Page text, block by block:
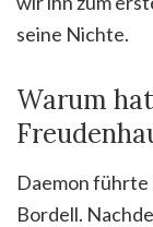
seine Nichte.
Warum
Daemon führte
Bordell.